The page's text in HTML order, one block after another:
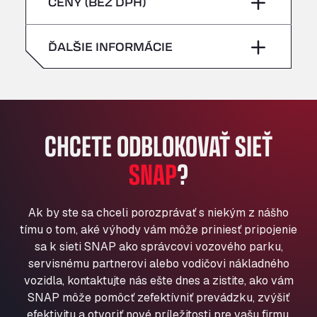
Klaverbladstaat 21, 3560
American Truck Wash
Andamur La Junquera
AP7 Salida 2, C/ Bassegoda, 4, 17700
Andamur Pamplona
Andamur San Roman II
Aut A1 Exit 385, 01207
Anglia Motel
Washway Road, PE12 8LT
Anpol Sp. z o.o.
Ul. Torunska 147, 85884
nedeľa –
nedeľa –
ĎALŠIE INFORMÁCIE
CHCETE ODBLOKOVAŤ SIEŤ
SNAP?
Ak by ste sa chceli porozprávať s niekým z nášho
tímu o tom, aké výhody vám môže priniesť pripojenie
sa k sieti SNAP ako správcovi vozového parku,
servisnému partnerovi alebo vodičovi nákladného
vozidla, kontaktujte nás ešte dnes a zistite, ako vám
SNAP môže pomôcť zefektívniť prevádzku, zvýšiť